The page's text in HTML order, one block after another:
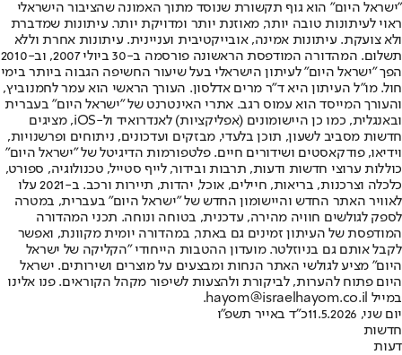
"ישראל היום" הוא גוף תקשורת שנוסד מתוך האמונה שהציבור הישראלי
ראוי לעיתונות טובה יותר, מאוזנת יותר ומדויקת יותר. עיתונות שמדברת
ולא צועקת. עיתונות אמינה, אובייקטיבית ועניינית. עיתונות אחרת וללא
תשלום. המהדורה המודפסת הראשונה פורסמה ב-30 ביולי 2007, וב-2010
הפך "ישראל היום" לעיתון הישראלי בעל שיעור החשיפה הגבוה ביותר בימי
חול. מו"ל העיתון היא ד"ר מרים אדלסון. העורך הראשי הוא עמר לחמנוביץ,
והעורך המייסד הוא עמוס רגב. אתרי האינטרנט של "ישראל היום" בעברית
ובאנגלית, כמו כן היישומונים (אפליקציות) לאנדרואיד ול-iOS, מציגים
חדשות מסביב לשעון, תוכן בלעדי, מבזקים ועדכונים, ניתוחים ופרשנויות,
וידיאו, פודקאסטים ושידורים חיים. פלטפורמות הדיגיטל של "ישראל היום"
כוללות ערוצי חדשות ודעות, תרבות ובידור, לייף סטייל, טכנולוגיה, ספורט,
כלכלה וצרכנות, בריאות, חיילים, אוכל, יהדות, תיירות ורכב. ב-2021 עלו
לאוויר האתר החדש והיישומון החדש של "ישראל היום" בעברית, במטרה
לספק לגולשים חוויה מהירה, עדכנית, בטוחה ונוחה. תכני המהדורה
המודפסת של העיתון זמינים גם באתר, במהדורה יומית מקוונת, ואפשר
לקבל אותם גם בניוזלטר. מועדון ההטבות הייחודי "הקליקה של ישראל
היום" מציע לגולשי האתר הנחות ומבצעים על מוצרים ושירותים. ישראל
היום פתוח להערות, לביקורת ולהצעות לשיפור מקהל הקוראים. פנו אלינו
במייל hayom@israelhayom.co.il.
יום שני, 11.5.2026
כ"ד באייר תשפ"ו
חדשות
דעות